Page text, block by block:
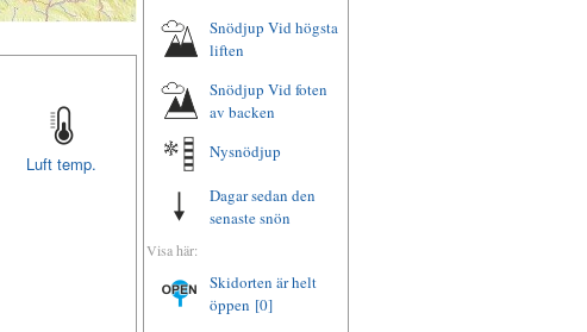
Luft temp.
Snödjup Vid högsta
liften
Snödjup Vid foten
av backen
Nysnödjup
Dagar sedan den
senaste snön
Visa här:
Skidorten är helt
öppen [0]